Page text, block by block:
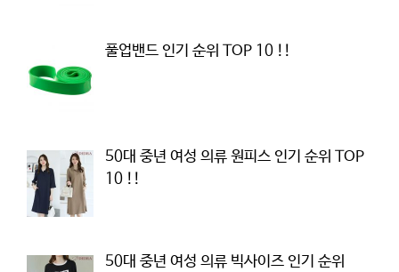
풀업밴드 인기 순위 TOP 10 !!
50대 중년 여성 의류 원피스 인기 순위 TOP
10 !!
50대 중년 여성 의류 빅사이즈 인기 순위